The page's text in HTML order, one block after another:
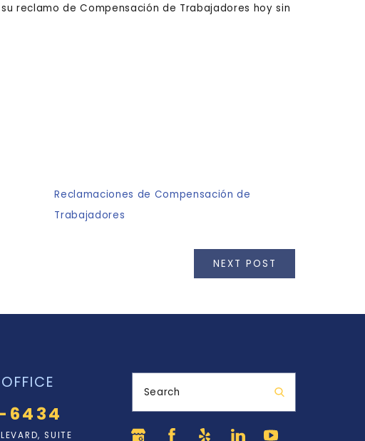
reclamo de Compensación de Trabajadores hoy sin
Reclamaciones de Compensación de
Trabajadores
NEXT POST
6434
SUITE
Search